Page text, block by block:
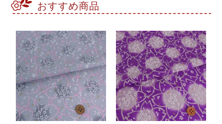
おすすめ商品